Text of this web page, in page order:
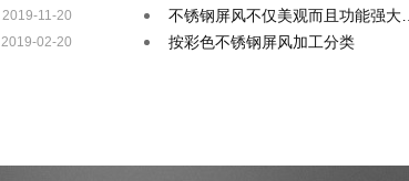
2019-11-20 不锈钢屏风不仅美观而且功能强大…
2019-02-20 按彩色不锈钢屏风加工分类